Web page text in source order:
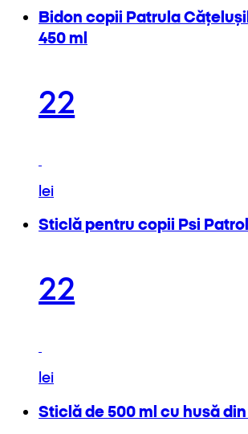
Bidon copii Patrula
450 ml
22
lei
Sticlă pentru copii Psi
22
lei
Sticlă de 500 ml cu husă